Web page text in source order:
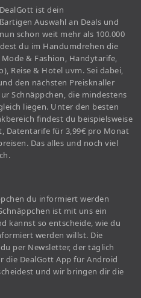
ist dein
Auswahl an Deals und
schon weit mehr als 100.000
du im Handumdrehen die
& Fashion, Handytarife,
Reise & Hotel uvm. Sei dabei,
den nächsten Preisknaller
Schnäppchen, die mindestens
liegen. Unter den besten
findest du beispielsweise
Datentarife für 3,99€ pro Monat
Das alles und noch viel
du informiert werden
ist mit uns ein
kannst so entscheide, wie du
werden willst. Die
per Newsletter, der täglich
die DealGott App für Android
und wir bringen dir die